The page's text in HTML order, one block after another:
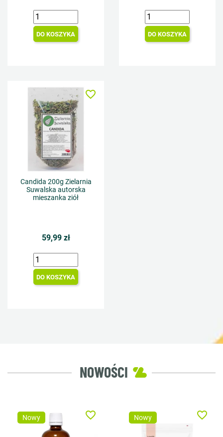
DO KOSZYKA DO KOSZYKA
Candida 200g Zielarnia
Suwalska autorska
mieszanka ziół
59,99 zł
DO KOSZYKA
favorite_border
NOWOŚCI
Nowy favorite_border Nowy favorite_border